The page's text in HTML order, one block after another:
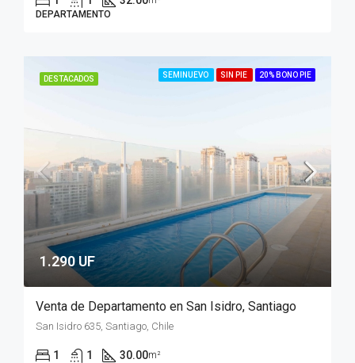
DEPARTAMENTO
DESTACADOS SEMINUEVO SIN PIE 20% BONO PIE
1.290 UF
Venta de Departamento en San Isidro, Santiago
San Isidro 635, Santiago, Chile
1 1 30.00m²